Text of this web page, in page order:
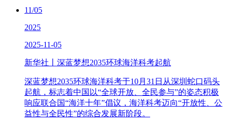
11/05
2025
2025-11-05
新华社丨深蓝梦想2035环球海洋科考起航
深蓝梦想2035环球海洋科考于10月31日从深圳蛇口码头
起航，标志着中国以“全球开放、全民参与”的姿态积极
响应联合国“海洋十年”倡议，海洋科考迈向“开放性、公
益性与全民性”的综合发展新阶段。